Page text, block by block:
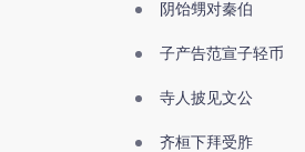
阴饴甥对秦伯
子产告范宣子轻币
寺人披见文公
齐桓下拜受胙